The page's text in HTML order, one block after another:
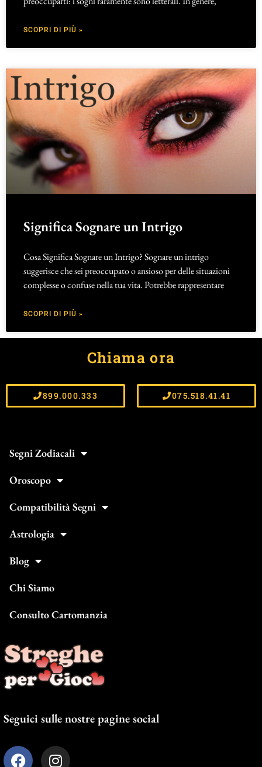
SCOPRI DI PIÙ »
Significa Sognare un Intrigo
Cosa Significa Sognare un Intrigo? Sognare un intrigo
suggerisce che sei preoccupato o ansioso per delle situazioni
complesse o confuse nella tua vita. Potrebbe rappresentare
SCOPRI DI PIÙ »
Chiama ora
899.000.333 075.518.41.41
Segni Zodiacali
Oroscopo
Compatibilità Segni
Astrologia
Blog
Chi Siamo
Consulto Cartomanzia
Seguici sulle nostre pagine social
F
I